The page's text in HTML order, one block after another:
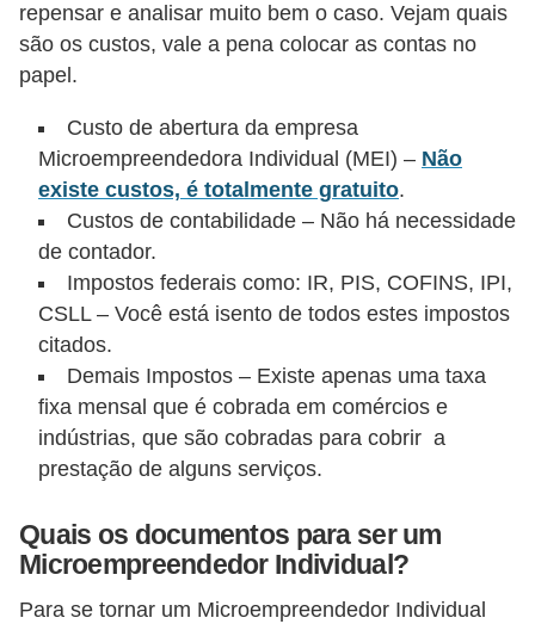
repensar e analisar muito bem o caso. Vejam quais
são os custos, vale a pena colocar as contas no
papel.
Custo de abertura da empresa
Microempreendedora Individual (MEI) – Não
existe custos, é totalmente gratuito.
Custos de contabilidade – Não há necessidade
de contador.
Impostos federais como: IR, PIS, COFINS, IPI,
CSLL – Você está isento de todos estes impostos
citados.
Demais Impostos – Existe apenas uma taxa
fixa mensal que é cobrada em comércios e
indústrias, que são cobradas para cobrir a
prestação de alguns serviços.
Quais os documentos para ser um
Microempreendedor Individual?
Para se tornar um Microempreendedor Individual
e
r
r
m
e
a
s
a
r
a
l